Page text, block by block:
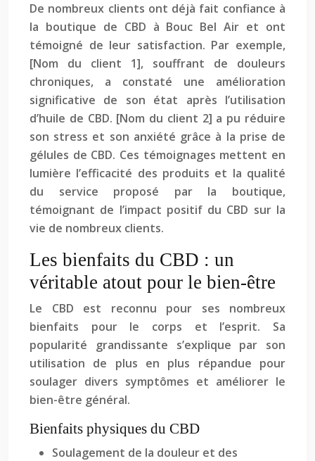
De nombreux clients ont déjà fait confiance à
la boutique de CBD à Bouc Bel Air et ont
témoigné de leur satisfaction. Par exemple,
[Nom du client 1], souffrant de douleurs
chroniques, a constaté une amélioration
significative de son état après l’utilisation
d’huile de CBD. [Nom du client 2] a pu réduire
son stress et son anxiété grâce à la prise de
gélules de CBD. Ces témoignages mettent en
lumière l’efficacité des produits et la qualité
du service proposé par la boutique,
témoignant de l’impact positif du CBD sur la
vie de nombreux clients.
Les bienfaits du CBD : un
véritable atout pour le bien-être
Le CBD est reconnu pour ses nombreux
bienfaits pour le corps et l’esprit. Sa
popularité grandissante s’explique par son
utilisation de plus en plus répandue pour
soulager divers symptômes et améliorer le
bien-être général.
Bienfaits physiques du CBD
Soulagement de la douleur et des